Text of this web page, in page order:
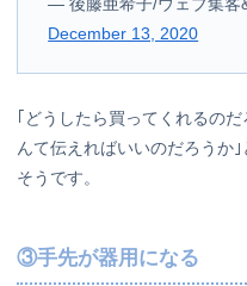
December 13, 2020
｢どうしたら買ってくれるの
んて伝えればいいのだろうか
そうです。
③手先が器用になる